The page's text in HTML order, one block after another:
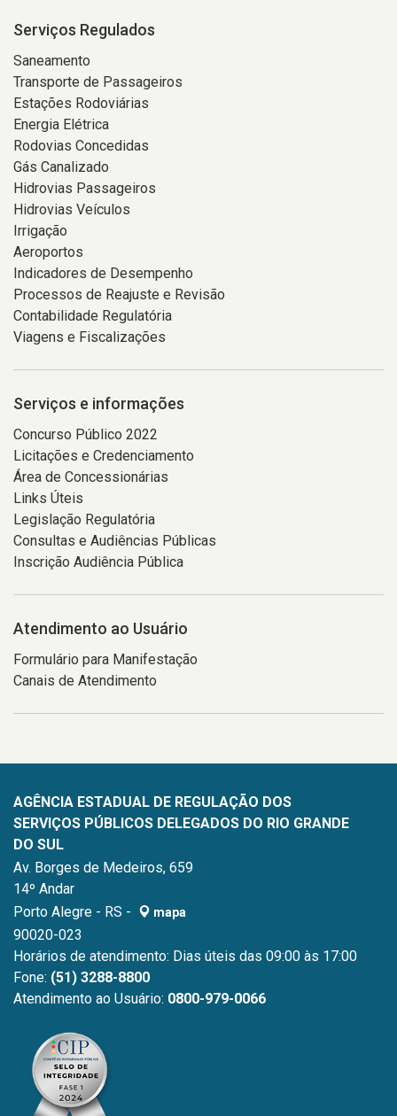
Serviços Regulados
Saneamento
Transporte de Passageiros
Estações Rodoviárias
Energia Elétrica
Rodovias Concedidas
Gás Canalizado
Hidrovias Passageiros
Hidrovias Veículos
Irrigação
Aeroportos
Indicadores de Desempenho
Processos de Reajuste e Revisão
Contabilidade Regulatória
Viagens e Fiscalizações
Serviços e informações
Concurso Público 2022
Licitações e Credenciamento
Área de Concessionárias
Links Úteis
Legislação Regulatória
Consultas e Audiências Públicas
Inscrição Audiência Pública
Atendimento ao Usuário
Formulário para Manifestação
Canais de Atendimento
AGÊNCIA ESTADUAL DE REGULAÇÃO DOS
SERVIÇOS PÚBLICOS DELEGADOS DO RIO GRANDE
DO SUL
Av. Borges de Medeiros, 659
14º Andar
Porto Alegre - RS -
mapa
90020-023
Horários de atendimento: Dias úteis das 09:00 às 17:00
Fone: (51) 3288-8800
Atendimento ao Usuário: 0800-979-0066